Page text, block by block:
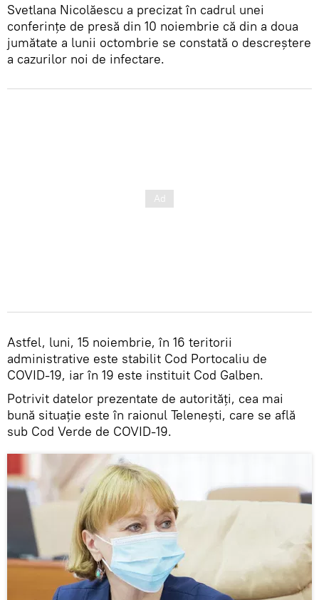
Svetlana Nicolăescu a precizat în cadrul unei
conferințe de presă din 10 noiembrie că din a doua
jumătate a lunii octombrie se constată o descreștere
a cazurilor noi de infectare.
Astfel, luni, 15 noiembrie, în 16 teritorii
administrative este stabilit Cod Portocaliu de
COVID-19, iar în 19 este instituit Cod Galben.
Potrivit datelor prezentate de autorități, cea mai
bună situație este în raionul Telenești, care se află
sub Cod Verde de COVID-19.